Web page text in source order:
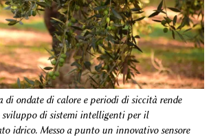
di ondate di calore e periodi di siccità rende
sviluppo di sistemi intelligenti per il
idrico. Messo a punto un innovativo sensore